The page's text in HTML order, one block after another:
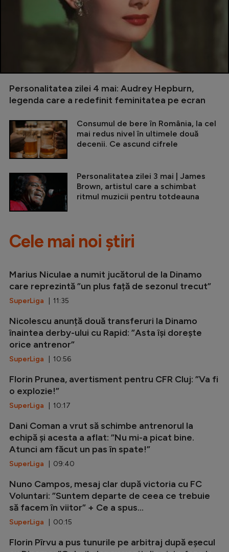
Personalitatea zilei 4 mai: Audrey Hepburn,
legenda care a redefinit feminitatea pe ecran
Consumul de bere în România, la cel
mai redus nivel în ultimele două
decenii. Ce ascund cifrele
Personalitatea zilei 3 mai | James
Brown, artistul care a schimbat
ritmul muzicii pentru totdeauna
Cele mai noi știri
Marius Niculae a numit jucătorul de la Dinamo
care reprezintă ”un plus față de sezonul trecut”
SuperLiga | 11:35
Nicolescu anunță două transferuri la Dinamo
înaintea derby-ului cu Rapid: ”Asta își dorește
orice antrenor”
SuperLiga | 10:56
Florin Prunea, avertisment pentru CFR Cluj: ”Va fi
o explozie!”
SuperLiga | 10:17
Dani Coman a vrut să schimbe antrenorul la
echipă și acesta a aflat: ”Nu mi-a picat bine.
Atunci am făcut un pas în spate!”
SuperLiga | 09:40
Nuno Campos, mesaj clar după victoria cu FC
Voluntari: ”Suntem departe de ceea ce trebuie
să facem în viitor” + Ce a spus...
SuperLiga | 00:15
Florin Pîrvu a pus tunurile pe arbitraj după eșecul